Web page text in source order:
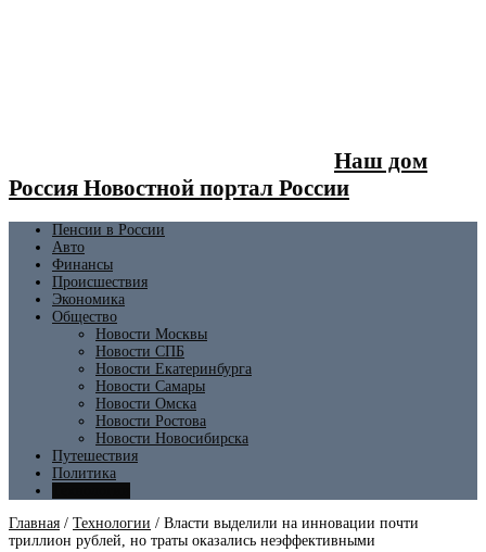
Наш дом
Россия Новостной портал России
Пенсии в России
Авто
Финансы
Происшествия
Экономика
Общество
Новости Москвы
Новости СПБ
Новости Екатеринбурга
Новости Самары
Новости Омска
Новости Ростова
Новости Новосибирска
Путешествия
Политика
Главная / Технологии / Власти выделили на инновации почти
триллион рублей, но траты оказались неэффективными